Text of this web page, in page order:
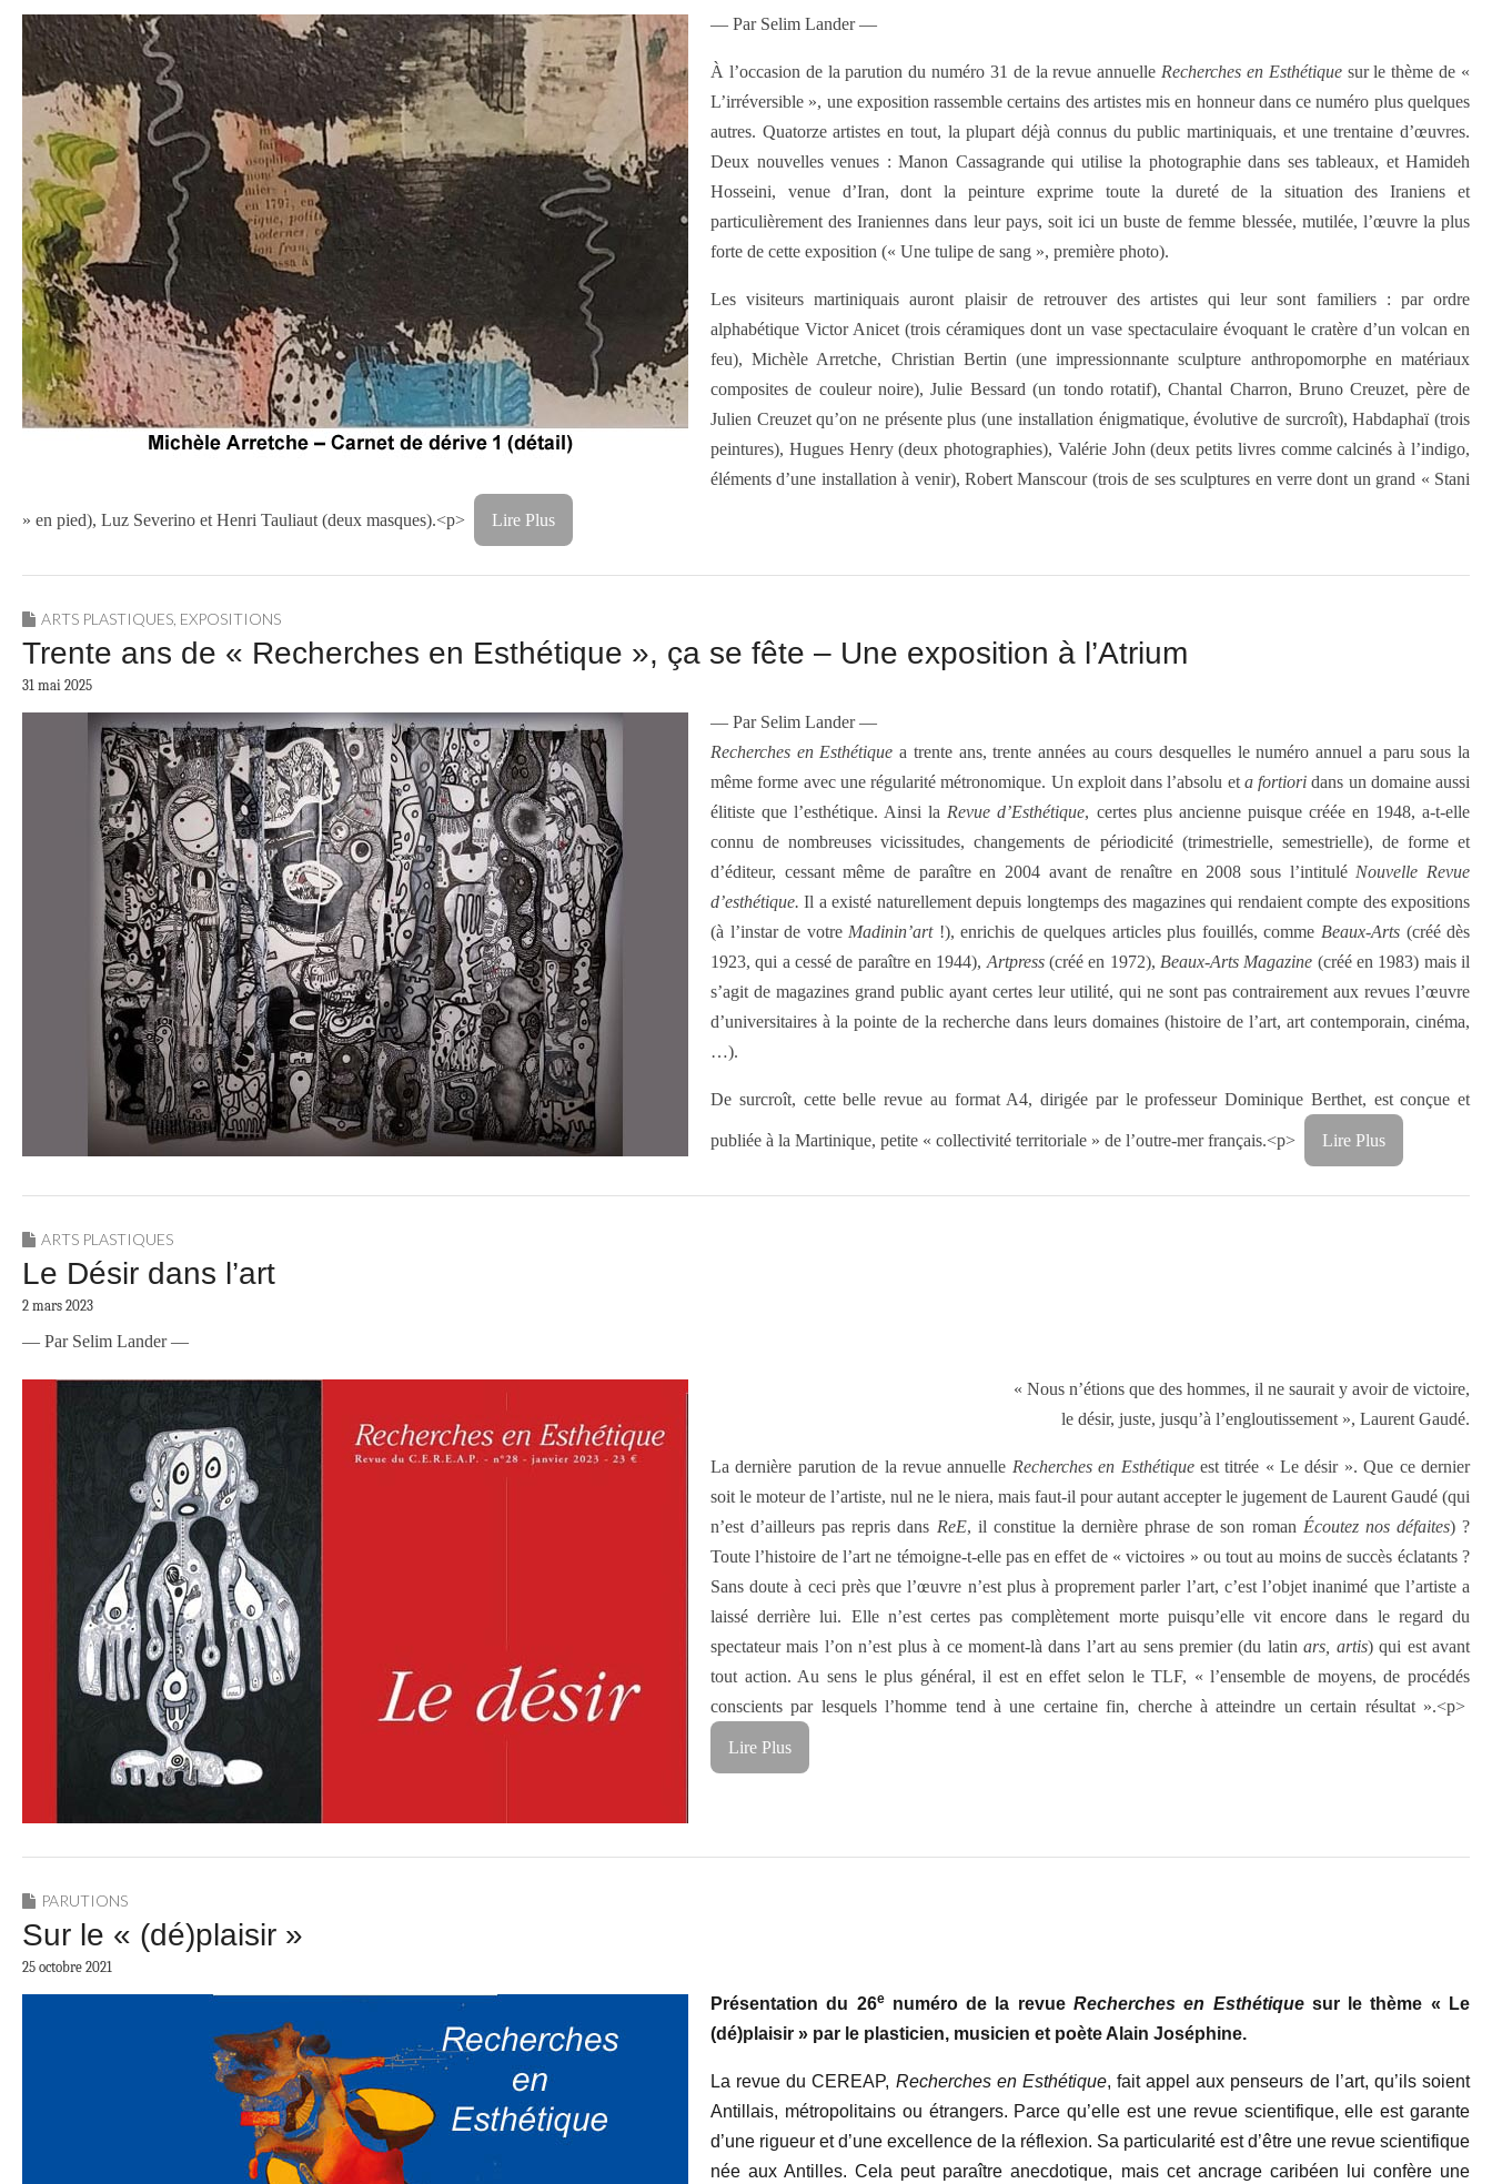
— Par Selim Lander —
À l’occasion de la parution du numéro 31 de la revue annuelle Recherches en Esthétiquesur le thème de «
L’irréversible », une exposition rassemble certains des artistes mis en honneur dans ce numéro plus quelques
autres. Quatorze artistes en tout, la plupart déjà connus du public martiniquais, et une trentaine d’œuvres.
Deux nouvelles venues : Manon Cassagrande qui utilise la photographie dans ses tableaux, et Hamideh
Hosseini, venue d’Iran, dont la peinture exprime toute la dureté de la situation des Iraniens et
particulièrement des Iraniennes dans leur pays, soit ici un buste de femme blessée, mutilée, l’œuvre la plus
forte de cette exposition (« Une tulipe de sang », première photo).
Les visiteurs martiniquais auront plaisir de retrouver des artistes qui leur sont familiers : par ordre
alphabétique Victor Anicet (trois céramiques dont un vase spectaculaire évoquant le cratère d’un volcan en
feu), Michèle Arretche, Christian Bertin (une impressionnante sculpture anthropomorphe en matériaux
composites de couleur noire), Julie Bessard (un tondo rotatif), Chantal Charron, Bruno Creuzet, père de
Julien Creuzet qu’on ne présente plus (une installation énigmatique, évolutive de surcroît), Habdaphaï (trois
peintures), Hugues Henry (deux photographies), Valérie John (deux petits livres comme calcinés à l’indigo,
éléments d’une installation à venir), Robert Manscour (trois de ses sculptures en verre dont un grand « Stani
» en pied), Luz Severino et Henri Tauliaut (deux masques).<p> Lire Plus
ARTS PLASTIQUES EXPOSITIONS
Trente ans de « Recherches en Esthétique », ça se fête – Une exposition à l’Atrium
31 mai 2025
— Par Selim Lander —
Recherches en Esthétique a trente ans, trente années au cours desquelles le numéro annuel a paru sous la
même forme avec une régularité métronomique. Un exploit dans l’absolu et a fortiori dans un domaine aussi
élitiste que l’esthétique. Ainsi la Revue d’Esthétique, certes plus ancienne puisque créée en 1948, a-t-elle
connu de nombreuses vicissitudes, changements de périodicité (trimestrielle, semestrielle), de forme et
d’éditeur, cessant même de paraître en 2004 avant de renaître en 2008 sous l’intitulé Nouvelle Revue
d’esthétique.Il a existé naturellement depuis longtemps des magazines qui rendaient compte des expositions
(à l’instar de votre Madinin’art !), enrichis de quelques articles plus fouillés, comme Beaux-Arts(créé dès
1923, qui a cessé de paraître en 1944), Artpress(créé en 1972), Beaux-Arts Magazine (créé en 1983) mais il
s’agit de magazines grand public ayant certes leur utilité, qui ne sont pas contrairement aux revues l’œuvre
d’universitaires à la pointe de la recherche dans leurs domaines (histoire de l’art, art contemporain, cinéma,
…).
De surcroît, cette belle revue au format A4, dirigée par le professeur Dominique Berthet, est conçue et
publiée à la Martinique, petite « collectivité territoriale » de l’outre-mer français.<p> Lire Plus
ARTS PLASTIQUES
Le Désir dans l’art
2 mars 2023
— Par Selim Lander —
« Nous n’étions que des hommes, il ne saurait y avoir de victoire,
le désir, juste, jusqu’à l’engloutissement », Laurent Gaudé.
La dernière parution de la revue annuelle Recherches en Esthétiqueest titrée « Le désir ». Que ce dernier
soit le moteur de l’artiste, nul ne le niera, mais faut-il pour autant accepter le jugement de Laurent Gaudé (qui
n’est d’ailleurs pas repris dans ReE, il constitue la dernière phrase de son roman Écoutez nos défaites) ?
Toute l’histoire de l’art ne témoigne-t-elle pas en effet de « victoires » ou tout au moins de succès éclatants ?
Sans doute à ceci près que l’œuvre n’est plus à proprement parler l’art, c’est l’objet inanimé que l’artiste a
laissé derrière lui. Elle n’est certes pas complètement morte puisqu’elle vit encore dans le regard du
spectateur mais l’on n’est plus à ce moment-là dans l’art au sens premier (du latinars, artis) qui est avant
tout action. Au sens le plus général, il est en effet selon le TLF, « l’ensemble de moyens, de procédés
conscients par lesquels l’homme tend à une certaine fin, cherche à atteindre un certain résultat ».<p>
Lire Plus
PARUTIONS
Sur le « (dé)plaisir »
25 octobre 2021
Présentation du 26enuméro de la revueRecherches en Esthétiquesur le thème « Le
(dé)plaisir » par le plasticien, musicien et poète Alain Joséphine.
La revue du CEREAP, Recherches en Esthétique, fait appel aux penseurs de l’art, qu’ils soient
Antillais, métropolitains ou étrangers. Parce qu’elle est une revue scientifique, elle est garante
d’une rigueur et d’une excellence de la réflexion. Sa particularité est d’être une revue scientifique
née aux Antilles. Cela peut paraître anecdotique, mais cet ancrage caribéen lui confère une